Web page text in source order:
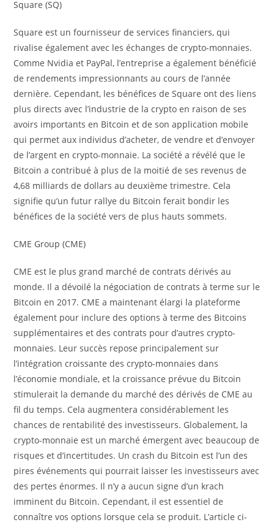
Square (SQ)
Square est un fournisseur de services financiers, qui
rivalise également avec les échanges de crypto-monnaies.
Comme Nvidia et PayPal, l’entreprise a également bénéficié
de rendements impressionnants au cours de l’année
dernière. Cependant, les bénéfices de Square ont des liens
plus directs avec l’industrie de la crypto en raison de ses
avoirs importants en Bitcoin et de son application mobile
qui permet aux individus d’acheter, de vendre et d’envoyer
de l’argent en crypto-monnaie. La société a révélé que le
Bitcoin a contribué à plus de la moitié de ses revenus de
4,68 milliards de dollars au deuxième trimestre. Cela
signifie qu’un futur rallye du Bitcoin ferait bondir les
bénéfices de la société vers de plus hauts sommets.
CME Group (CME)
CME est le plus grand marché de contrats dérivés au
monde. Il a dévoilé la négociation de contrats à terme sur le
Bitcoin en 2017. CME a maintenant élargi la plateforme
également pour inclure des options à terme des Bitcoins
supplémentaires et des contrats pour d’autres crypto-
monnaies. Leur succès repose principalement sur
l’intégration croissante des crypto-monnaies dans
l’économie mondiale, et la croissance prévue du Bitcoin
stimulerait la demande du marché des dérivés de CME au
fil du temps. Cela augmentera considérablement les
chances de rentabilité des investisseurs. Globalement, la
crypto-monnaie est un marché émergent avec beaucoup de
risques et d’incertitudes. Un crash du Bitcoin est l’un des
pires événements qui pourrait laisser les investisseurs avec
des pertes énormes. Il n’y a aucun signe d’un krach
imminent du Bitcoin. Cependant, il est essentiel de
connaître vos options lorsque cela se produit. L’article ci-